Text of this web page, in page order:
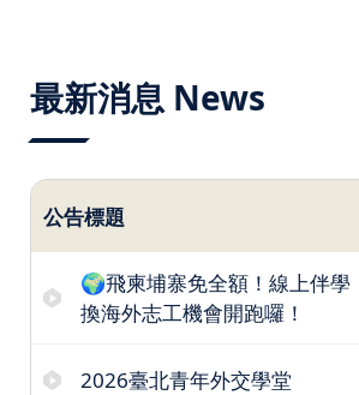
最新消息 News
公告標題
🌍飛柬埔寨免全額！線上伴學
換海外志工機會開跑囉！
2026臺北青年外交學堂